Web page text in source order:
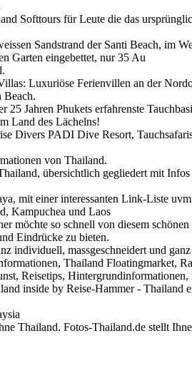
Softtours für Leute die das
Sandstrand der Santi Beach, im
Garten eingebettet, nur 35 Au
Luxuriöse Ferienvillen an der
Beach.
25 Jahren Phukets erfahrenste
Land des Lächelns!
Divers PADI Dive Resort,
von Thailand.
übersichtlich gegliedert mit
mit einer interessanten Link-Liste
Kampuchea und Laos
möchte so schnell von diesem
Eindrücke zu bieten.
individuell, massgeschneidert und
Thailand Floatingmarket,
Reisetips, Hintergrundinformationen,
inside by Reise-Hammer - Thailand
Thailand. Fotos-Thailand.de stellt